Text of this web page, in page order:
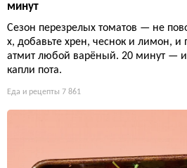
минут
Сезон перезрелых томатов — не
х, добавьте хрен, чеснок и лимон, и
атмит любой варёный. 20 минут —
капли пота.
Еда и рецепты 7 861